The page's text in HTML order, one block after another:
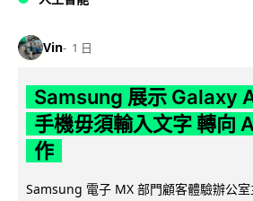
Vin 1 日
Samsung 展示 Galaxy
手機毋須輸入文字 轉向
作
Samsung 電子 MX 部門顧客體驗辦公